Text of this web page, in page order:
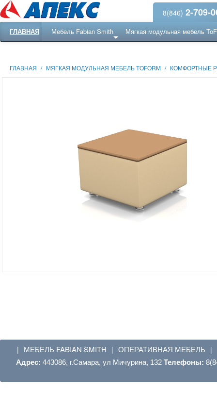
8(846) 2-709-
ГЛАВНАЯ Мебель Fabian Smith Мягкая модульная мебель
ГЛАВНАЯ / МЯГКАЯ МОДУЛЬНАЯ МЕБЕЛЬ TOFORM / КОМФОРТНЫЕ
| МЕБЕЛЬ FABIAN SMITH | ОПЕРАТИВНАЯ МЕБЕЛЬ |
Адрес: 443086, г.Самара, ул Мичурина, 132 Телефоны: